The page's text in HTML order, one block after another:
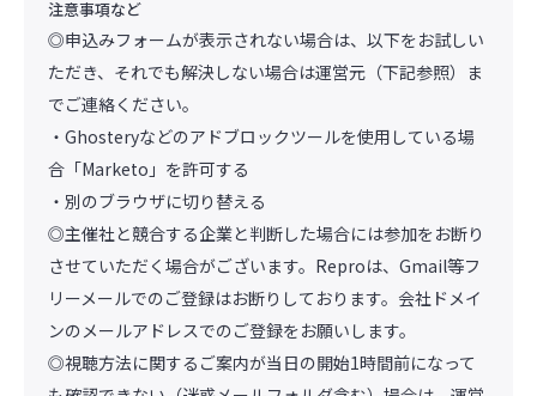
注意事項など
◎申込みフォームが表示されない場合は、以下をお試しい
ただき、それでも解決しない場合は運営元（下記参照）ま
でご連絡ください。
・Ghosteryなどのアドブロックツールを使用している場
合「Marketo」を許可する
・別のブラウザに切り替える
◎主催社と競合する企業と判断した場合には参加をお断り
させていただく場合がございます。Reproは、Gmail等フ
リーメールでのご登録はお断りしております。会社ドメイ
ンのメールアドレスでのご登録をお願いします。
◎視聴方法に関するご案内が当日の開始1時間前になって